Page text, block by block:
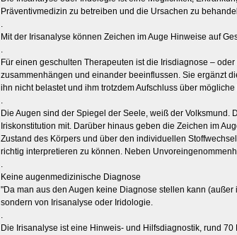
Präventivmedizin zu betreiben und die Ursachen zu
.
Mit der Irisanalyse können Zeichen im Auge Hinweise auf
.
Für einen geschulten Therapeuten ist die Irisdiagnose –
zusammenhängen und einander beeinflussen. Sie ergänzt
ihn nicht belastet und ihm trotzdem Aufschluss über
.
Die Augen sind der Spiegel der Seele, weiß der
Iriskonstitution mit. Darüber hinaus geben die Zeichen im
Zustand des Körpers und über den individuellen
richtig interpretieren zu können. Neben
.
Keine augenmedizinische Diagnose
"Da man aus den Augen keine Diagnose stellen kann
sondern von Irisanalyse oder Iridologie.
.
Die Irisanalyse ist eine Hinweis- und Hilfsdiagnostik, rund